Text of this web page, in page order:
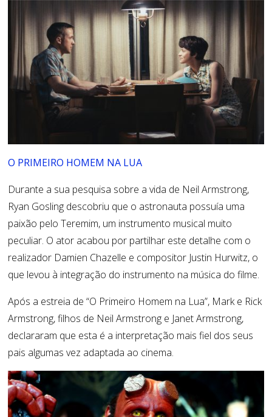
O PRIMEIRO HOMEM NA LUA
Durante a sua pesquisa sobre a vida de Neil Armstrong,
Ryan Gosling descobriu que o astronauta possuía uma
paixão pelo Teremim, um instrumento musical muito
peculiar. O ator acabou por partilhar este detalhe com o
realizador Damien Chazelle e compositor Justin Hurwitz, o
que levou à integração do instrumento na música do filme.
Após a estreia de “O Primeiro Homem na Lua”, Mark e Rick
Armstrong, filhos de Neil Armstrong e Janet Armstrong,
declararam que esta é a interpretação mais fiel dos seus
pais algumas vez adaptada ao cinema.